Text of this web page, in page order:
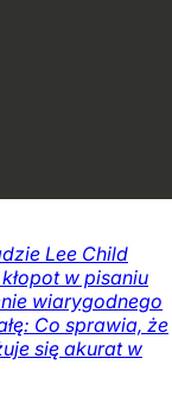
Lee Child
w pisaniu
wiarygodnego
Co sprawia, że
się akurat w